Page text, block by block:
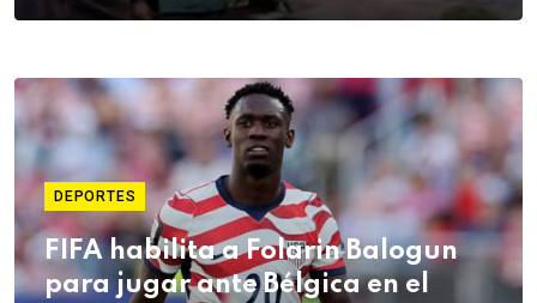
DEPORTES
FIFA habilita a Folarin Balogun
para jugar ante Bélgica en el